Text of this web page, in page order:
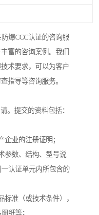
爆CCC认证的咨询服
富的咨询案例。我们
术要求，可以为客户
指导等咨询服务。
。提交的资料包括：
企业的注册证明；
参数、结构、型号说
认证单元内所包含的
标准（或技术条件），
纸等；